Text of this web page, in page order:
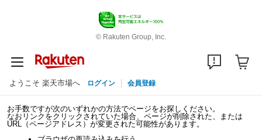
© Rakuten Group, Inc.
ようこそ 楽天市場へ ログイン 会員登録
お手数ですが次のいずれかの方法でページをお探しください。
なおリンクをクリックされていた場合、ページが削除された、または
URL（ページアドレス）が変更された可能性があります。